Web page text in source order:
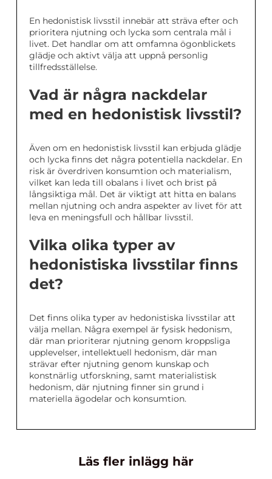
En hedonistisk livsstil innebär att sträva efter och
prioritera njutning och lycka som centrala mål i
livet. Det handlar om att omfamna ögonblickets
glädje och aktivt välja att uppnå personlig
tillfredsställelse.
Vad är några nackdelar
med en hedonistisk livsstil?
Även om en hedonistisk livsstil kan erbjuda glädje
och lycka finns det några potentiella nackdelar. En
risk är överdriven konsumtion och materialism,
vilket kan leda till obalans i livet och brist på
långsiktiga mål. Det är viktigt att hitta en balans
mellan njutning och andra aspekter av livet för att
leva en meningsfull och hållbar livsstil.
Vilka olika typer av
hedonistiska livsstilar finns
det?
Det finns olika typer av hedonistiska livsstilar att
välja mellan. Några exempel är fysisk hedonism,
där man prioriterar njutning genom kroppsliga
upplevelser, intellektuell hedonism, där man
strävar efter njutning genom kunskap och
konstnärlig utforskning, samt materialistisk
hedonism, där njutning finner sin grund i
materiella ägodelar och konsumtion.
Läs fler inlägg här